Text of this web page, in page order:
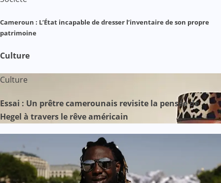
Cameroun : L’État incapable de dresser l’inventaire de son propre
patrimoine
Culture
Culture
Essai : Un prêtre camerounais revisite la pensée de
Hegel à travers le rêve américain